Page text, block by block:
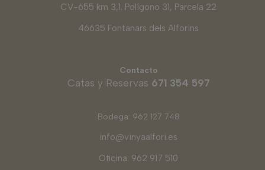
CV-655 km 3,1. Polígono 31, Parcela 22
46635 Fontanars dels Alforins
Contacto
Catas y Reservas 671 354 597
Bodega: 962 127 748
info@vinyaalfori.es
Oficina: 962 917 510